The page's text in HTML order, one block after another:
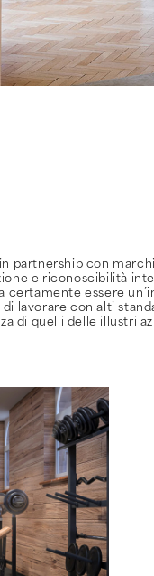
in partnership con
e riconoscibilità
certamente essere
di lavorare con alti
di quelli delle illustri